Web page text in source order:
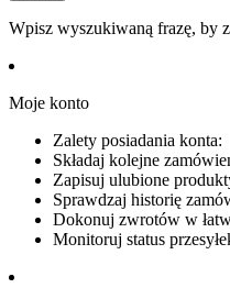
Wpisz wyszukiwaną frazę, by
Moje konto
Zalety posiadania konta:
Składaj kolejne
Zapisuj ulubione
Sprawdzaj historię
Dokonuj zwrotów w
Monitoruj status